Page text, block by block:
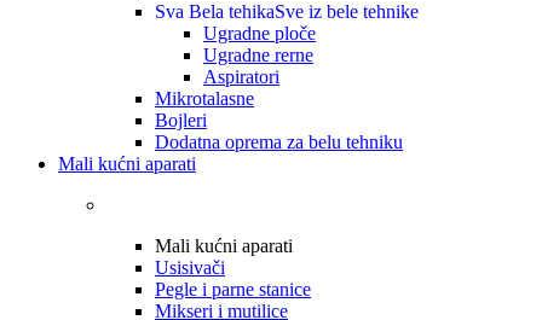
Sva Bela tehikaSve iz bele tehnike
Ugradne ploče
Ugradne rerne
Aspiratori
Mikrotalasne
Bojleri
Dodatna oprema za belu tehniku
Mali kućni aparati
Mali kućni aparati
Usisivači
Pegle i parne stanice
Mikseri i mutilice